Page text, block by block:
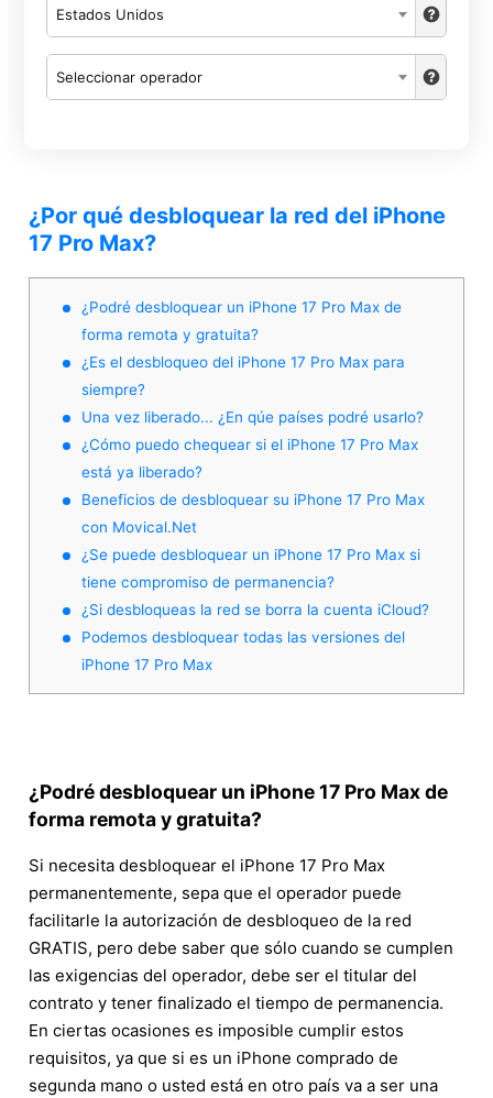
Estados Unidos
Seleccionar operador
¿Por qué desbloquear la red del iPhone
17 Pro Max?
¿Podré desbloquear un iPhone 17 Pro Max de
forma remota y gratuita?
¿Es el desbloqueo del iPhone 17 Pro Max para
siempre?
Una vez liberado... ¿En qúe países podré usarlo?
¿Cómo puedo chequear si el iPhone 17 Pro Max
está ya liberado?
Beneficios de desbloquear su iPhone 17 Pro Max
con Movical.Net
¿Se puede desbloquear un iPhone 17 Pro Max si
tiene compromiso de permanencia?
¿Si desbloqueas la red se borra la cuenta iCloud?
Podemos desbloquear todas las versiones del
iPhone 17 Pro Max
¿Podré desbloquear un iPhone 17 Pro Max de
forma remota y gratuita?
Si necesita desbloquear el iPhone 17 Pro Max
permanentemente, sepa que el operador puede
facilitarle la autorización de desbloqueo de la red
GRATIS, pero debe saber que sólo cuando se cumplen
las exigencias del operador, debe ser el titular del
contrato y tener finalizado el tiempo de permanencia.
En ciertas ocasiones es imposible cumplir estos
requisitos, ya que si es un iPhone comprado de
segunda mano o usted está en otro país va a ser una